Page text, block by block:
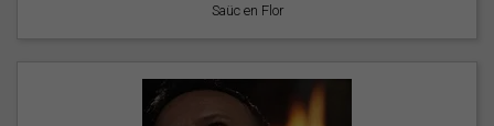
Saüc en Flor